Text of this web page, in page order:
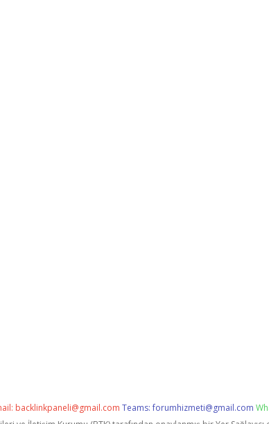
backlinkpaneli@gmail.com Teams:forumhizmeti@gmail.com